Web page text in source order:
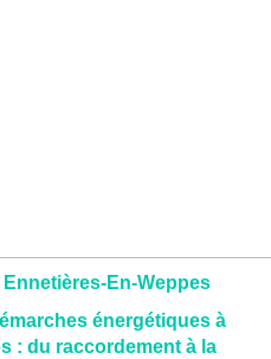
En-Weppes
énergétiques à
: du raccordement à la